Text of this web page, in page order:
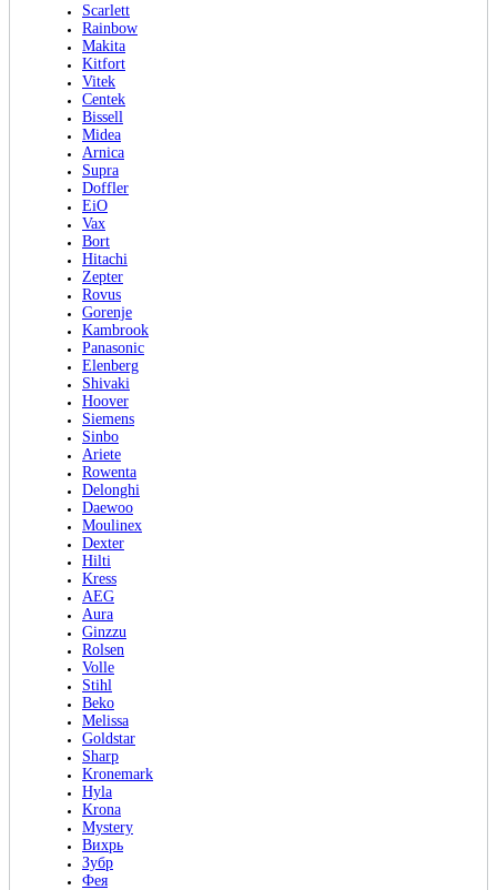
Scarlett
Rainbow
Makita
Kitfort
Vitek
Centek
Bissell
Midea
Arnica
Supra
Doffler
EiO
Vax
Bort
Hitachi
Zepter
Rovus
Gorenje
Kambrook
Panasonic
Elenberg
Shivaki
Hoover
Siemens
Sinbo
Ariete
Rowenta
Delonghi
Daewoo
Moulinex
Dexter
Hilti
Kress
AEG
Aura
Ginzzu
Rolsen
Volle
Stihl
Beko
Melissa
Goldstar
Sharp
Kronemark
Hyla
Krona
Mystery
Вихрь
Зубр
Фея